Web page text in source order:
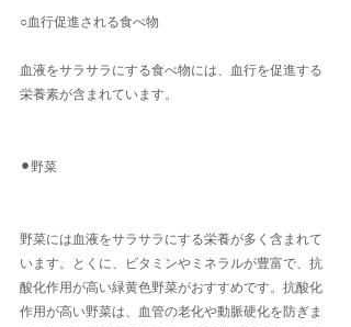
○血行促進される食べ物
血液をサラサラにする食べ物には、血行を促進する
栄養素が含まれています。
⚫︎野菜
野菜には血液をサラサラにする栄養が多く含まれて
います。とくに、ビタミンやミネラルが豊富で、抗
酸化作用が高い緑黄色野菜がおすすめです。抗酸化
作用が高い野菜は、血管の老化や動脈硬化を防ぎま